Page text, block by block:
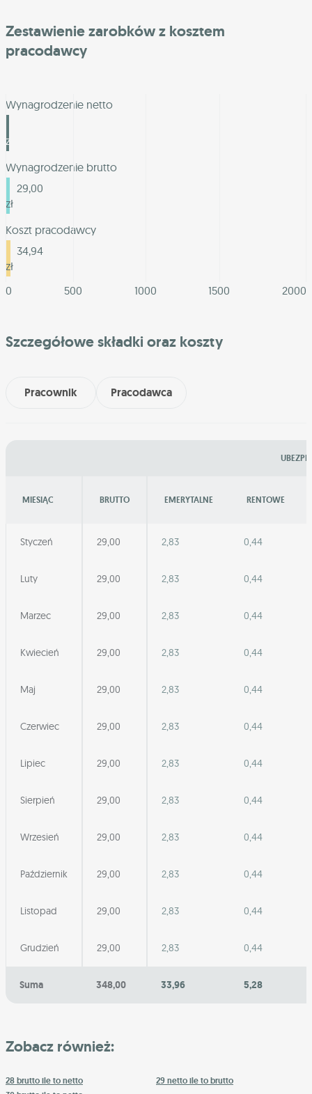
Zestawienie zarobków z kosztem
pracodawcy
Wynagrodzenie netto
zł
Wynagrodzenie brutto
29,00
zł
Koszt pracodawcy
34,94
zł
0
500 1000 1500 2000
Szczegółowe składki oraz koszty
Pracownik Pracodawca
MIESIĄC BRUTTO EMERYTALNE RENTOWE
Styczeń 29,00 2,83 0,44
Luty 29,00 2,83 0,44
Marzec 29,00 2,83 0,44
Kwiecień 29,00 2,83 0,44
Maj 29,00 2,83 0,44
Czerwiec 29,00 2,83 0,44
Lipiec 29,00 2,83 0,44
Sierpień 29,00 2,83 0,44
Wrzesień 29,00 2,83 0,44
Październik 29,00 2,83 0,44
Listopad 29,00 2,83 0,44
Grudzień 29,00 2,83 0,44
Suma 348,00 33,96 5,28
Zobacz również:
28 brutto ile to netto
29 netto ile to brutto